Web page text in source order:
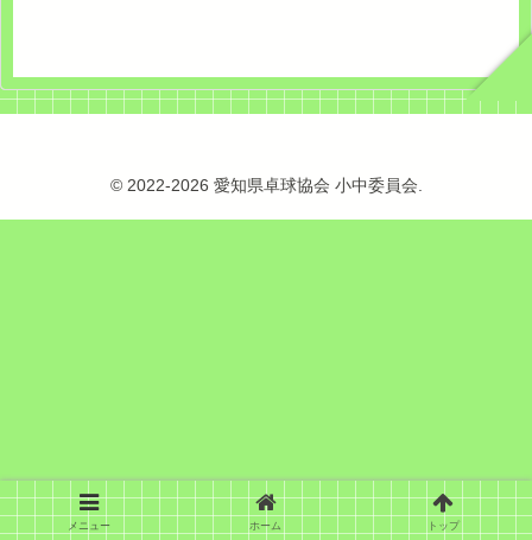
© 2022-2026 愛知県卓球協会 小中委員会.
メニュー ホーム トップ